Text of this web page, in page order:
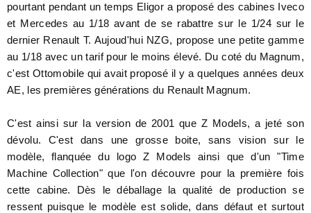
pourtant pendant un temps Eligor a proposé des cabines Iveco
et Mercedes au 1/18 avant de se rabattre sur le 1/24 sur le
dernier Renault T. Aujoud'hui NZG, propose une petite gamme
au 1/18 avec un tarif pour le moins élevé. Du coté du Magnum,
c'est Ottomobile qui avait proposé il y a quelques années deux
AE, les premières générations du Renault Magnum.
C'est ainsi sur la version de 2001 que Z Models, a jeté son
dévolu. C'est dans une grosse boite, sans vision sur le
modèle, flanquée du logo Z Models ainsi que d'un "Time
Machine Collection" que l'on découvre pour la première fois
cette cabine. Dès le déballage la qualité de production se
ressent puisque le modèle est solide, dans défaut et surtout